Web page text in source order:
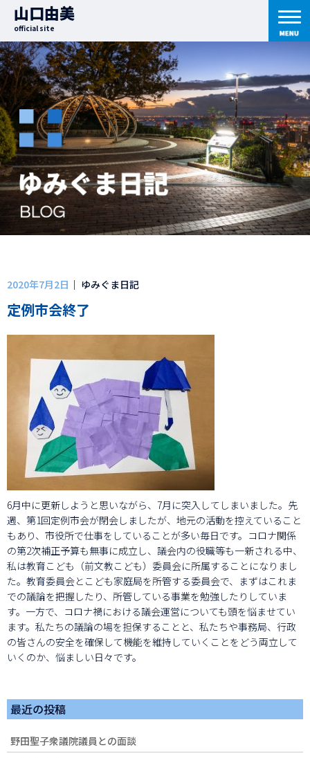
山口由美
official site
2020年7月2日 ｜ ゆみぐま日記
定例市会終了
6月中に更新しようと思いながら、7月に突入してしまいました。先
週、第1回定例市会が閉会しましたが、地元の活動を控えていること
もあり、市役所で仕事をしていることが多い毎日です。コロナ関係
の第2次補正予算も無事に成立し、議会内の役職等も一新される中、
私は教育こども（前文教こども）委員会に所属することになりまし
た。教育委員会とこども家庭局を所管する委員会で、まずはこれま
での議論を把握したり、所管している事業を勉強したりしていま
す。一方で、コロナ禍における議会運営についても頭を悩ませてい
ます。私たちの議論の場を担保することと、私たちや事務局、行政
の皆さんの安全を確保して機能を維持していくことをどう両立して
いくのか、悩ましい日々です。
最近の投稿
野田聖子衆議院議員との面談